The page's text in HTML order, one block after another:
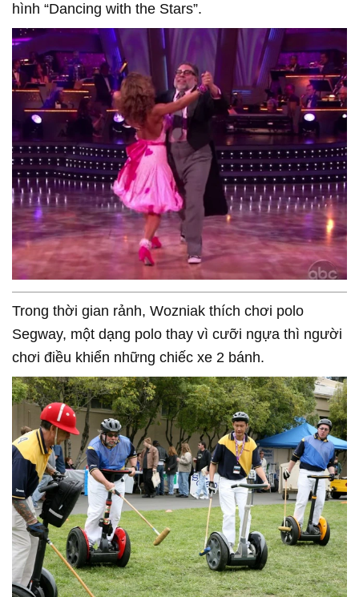
hình “Dancing with the Stars”.
Trong thời gian rảnh, Wozniak thích chơi polo
Segway, một dạng polo thay vì cưỡi ngựa thì người
chơi điều khiển những chiếc xe 2 bánh.